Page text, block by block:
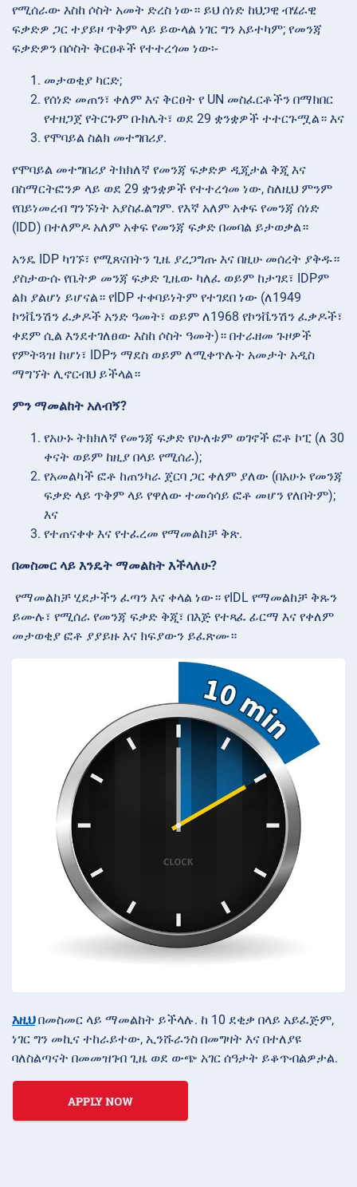
የሚሰራው እስከ ሶስት አመት ድረስ ነው። ይህ ሰነድ ከህጋዊ ብሄራዊ
ፍቃድዎ ጋር ተያይዞ ጥቅም ላይ ይውላል ነገር ግን አይተካም; የመንጃ
ፍቃድዎን በሶስት ቅርፀቶች የተተረጎመ ነው፡-
መታወቂያ ካርድ;
የሰነድ መጠን፣ ቀለም እና ቅርፀት የ UN መስፈርቶችን በማክበር
የተዘጋጀ የትርጉም ቡክሌት፣ ወደ 29 ቋንቋዎች ተተርጉሟል። እና
የሞባይል ስልክ መተግበሪያ.
የሞባይል መተግበሪያ ትክክለኛ የመንጃ ፍቃድዎ ዲጂታል ቅጂ እና
በስማርትፎንዎ ላይ ወደ 29 ቋንቋዎች የተተረጎመ ነው, ስለዚህ ምንም
የበይነመረብ ግንኙነት አያስፈልግም. የእኛ አለም አቀፍ የመንጃ ሰነድ
(IDD) በተለምዶ አለም አቀፍ የመንጃ ፍቃድ በመባል ይታወቃል።
አንዴ IDP ካገኙ፣ የሚጸናበትን ጊዜ ያረጋግጡ እና በዚሁ መሰረት ያቅዱ።
ያስታውሱ የቤትዎ መንጃ ፍቃድ ጊዜው ካለፈ ወይም ከታገደ፣ IDPም
ልክ ያልሆነ ይሆናል። የIDP ተቀባይነትም የተገደበ ነው (ለ1949
ኮንቬንሽን ፈቃዶች አንድ ዓመት፣ ወይም ለ1968 የኮንቬንሽን ፈቃዶች፣
ቀደም ሲል እንደተገለፀው እስከ ሶስት ዓመት)። በተራዘመ ጉዞዎች
የምትጓዝ ከሆነ፣ IDPን ማደስ ወይም ለሚቀጥሉት አመታት አዲስ
ማግኘት ሊኖርብህ ይችላል።
ምን ማመልከት አለብኝ?
የአሁኑ ትክክለኛ የመንጃ ፍቃድ የሁለቱም ወገኖች ፎቶ ኮፒ (ለ 30
ቀናት ወይም ከዚያ በላይ የሚሰራ);
የአመልካች ፎቶ ከጠንካራ ጀርባ ጋር ቀለም ያለው (በአሁኑ የመንጃ
ፍቃድ ላይ ጥቅም ላይ የዋለው ተመሳሳይ ፎቶ መሆን የለበትም);
እና
የተጠናቀቀ እና የተፈረመ የማመልከቻ ቅጽ.
በመስመር ላይ እንዴት ማመልከት እችላለሁ?
የማመልከቻ ሂደታችን ፈጣን እና ቀላል ነው። የIDL የማመልከቻ ቅጹን
ይሙሉ፣ የሚሰራ የመንጃ ፍቃድ ቅጂ፣ በእጅ የተጻፈ ፊርማ እና የቀለም
መታወቂያ ፎቶ ያያይዙ እና ክፍያውን ይፈጽሙ።
እዚህበመስመር ላይ ማመልከት ይችላሉ. ከ 10 ደቂቃ በላይ አይፈጅም,
ነገር ግን መኪና ተከራይተው, ኢንሹራንስ በመግዛት እና በተለያዩ
ባለስልጣናት በመመዝገብ ጊዜ ወደ ውጭ አገር ሰዓታት ይቆጥብልዎታል.